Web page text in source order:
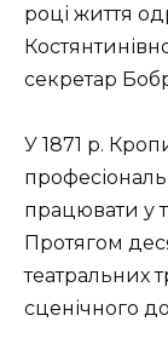
році життя
секретар
У 1871 р.
працювати у
Протягом
театральних
сценічного